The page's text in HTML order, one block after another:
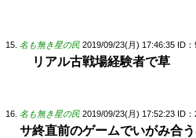
名も無き星の民 2019/09/23(月) 17:46:35 ID
リアル古戦場経験者で草
名も無き星の民 2019/09/23(月) 17:52:23 ID
サ終直前のゲームでいがみ合